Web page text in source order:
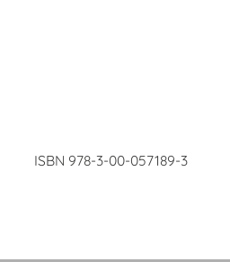
ISBN 978-3-00-057189-3